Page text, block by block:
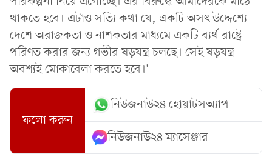
থাকতে হবে। এটাও সত্যি কথা যে, একটি অসৎ উদ্দেশ্যে
দেশে অরাজকতা ও নাশকতার মাধ্যমে একটি ব্যর্থ রাষ্ট্রে
পরিণত করার জন্য গভীর ষড়যন্ত্র চলছে। সেই ষড়যন্ত্র
অবশ্যই মোকাবেলা করতে হবে।'
ফলো করুন
নিউজনাউ২৪ হোয়াটসঅ্যাপ
নিউজনাউ২৪ ম্যাসেঞ্জার